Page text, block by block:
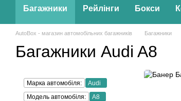
Багажники Рейлінги Бокси
AutoBox - магазин автомобільних багажників Багажники
Багажники Audi A8
Марка автомобіля:
Audi
Модель автомобіля:
A8